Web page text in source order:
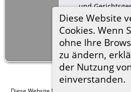
Diese Website
Cookies. Wenn
ohne Ihre
zu ändern,
der Nutzung
einverstanden.
und
Kauffung als
der hiesigen
eheliche
Der
Braut 21 ?